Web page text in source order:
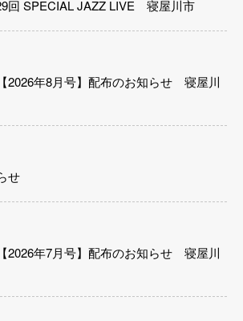
回 SPECIAL JAZZ LIVE 寝屋川市
2026年8月号】配布のお知らせ 寝屋川
せ
2026年7月号】配布のお知らせ 寝屋川